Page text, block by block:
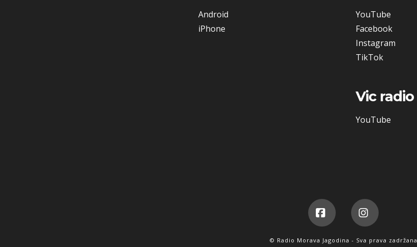
Android
iPhone
YouTube
Facebook
Instagram
TikTok
Vic radio
YouTube
FacebookInstagram
© Radio Morava Jagodina - Sva prava zadržana